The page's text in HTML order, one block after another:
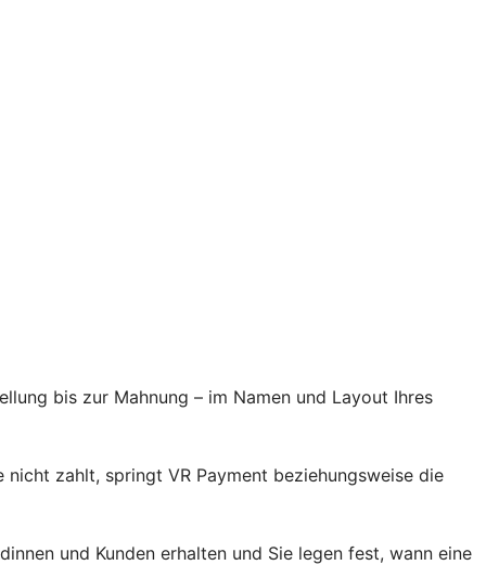
bis zur Mahnung – im Namen und Layout Ihres
zahlt, springt VR Payment beziehungsweise die
und Kunden erhalten und Sie legen fest, wann eine